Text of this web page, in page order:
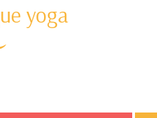
yoga